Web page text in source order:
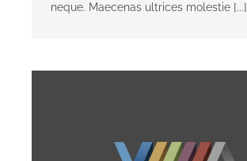
neque. Maecenas ultrices molestie [...]